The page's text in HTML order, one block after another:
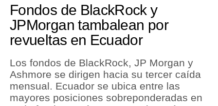
Perú
Política
Finanzas Personales
Inmobiliarias
Fondos de BlackRock y
JPMorgan tambalean por
revueltas en Ecuador
Los fondos de BlackRock, JP Morgan y
Ashmore se dirigen hacia su tercer caída
mensual. Ecuador se ubica entre las
mayores posiciones sobreponderadas en